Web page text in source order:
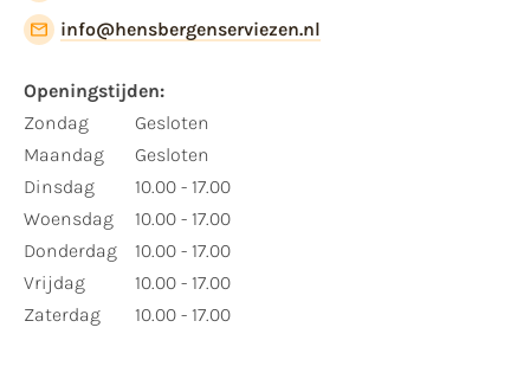
info@hensbergenserviezen.nl
Openingstijden:
Zondag
Maandag
Dinsdag
Woensdag
Donderdag
Vrijdag
Zaterdag
Gesloten
Gesloten
10.00 - 17.00
10.00 - 17.00
10.00 - 17.00
10.00 - 17.00
10.00 - 17.00